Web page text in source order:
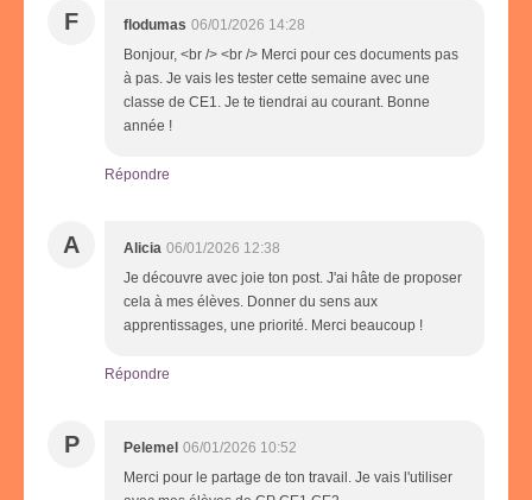
F flodumas 06/01/2026 14:28
Bonjour, <br /> <br /> Merci pour ces documents pas
à pas. Je vais les tester cette semaine avec une
classe de CE1. Je te tiendrai au courant. Bonne
année !
Répondre
A Alicia 06/01/2026 12:38
Je découvre avec joie ton post. J'ai hâte de proposer
cela à mes élèves. Donner du sens aux
apprentissages, une priorité. Merci beaucoup !
Répondre
P Pelemel 06/01/2026 10:52
Merci pour le partage de ton travail. Je vais l'utiliser